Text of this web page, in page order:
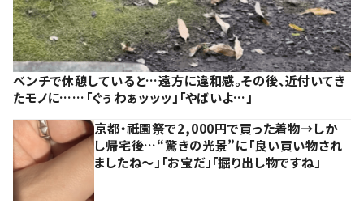
ベンチで休憩していると…遠方に違和感。その後、近付いてき
たモノに……「ぐぅわぁッッッ」「やばいよ…」
京都・祇園祭で2,000円で買った着物→しか
し帰宅後…“驚きの光景”に「良い買い物され
ましたね～」「お宝だ」「掘り出し物ですね」